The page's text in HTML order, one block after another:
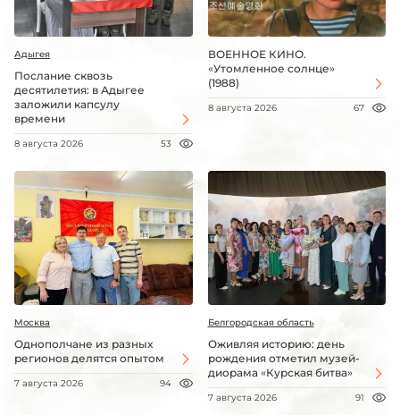
Адыгея
Послание сквозь
десятилетия: в Адыгее
заложили капсулу
времени
8 августа 2026 53
ВОЕННОЕ КИНО.
«Утомленное солнце»
(1988)
8 августа 2026 67
Москва
Однополчане из разных
регионов делятся опытом
7 августа 2026 94
Белгородская область
Оживляя историю: день
рождения отметил музей-
диорама «Курская битва»
7 августа 2026 91